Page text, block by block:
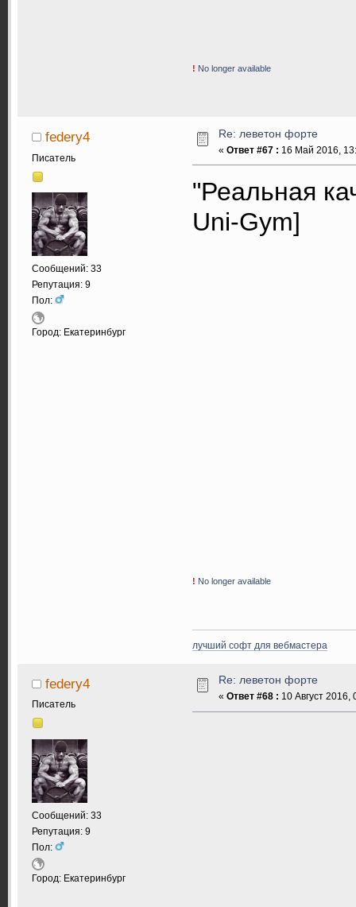
! No longer available
federy4
Писатель
Сообщений: 33
Репутация: 9
Пол:
Город: Екатеринбург
Re: леветон форте
« Ответ #67 : 16 Май 2016,
"Реальная
Uni-Gym]
! No longer available
лучший софт для вебмастера
federy4
Писатель
Сообщений: 33
Репутация: 9
Пол:
Город: Екатеринбург
Re: леветон форте
« Ответ #68 : 10 Август 2016,